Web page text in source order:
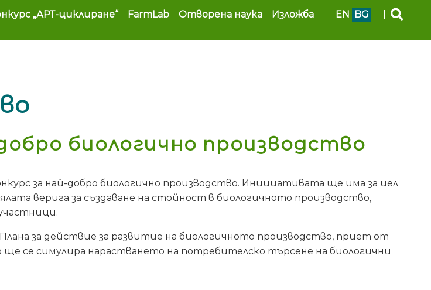
„АРТ-циклиране“ FarmLab Отворена наука Изложба EN BG
биологично производство
за най-добро биологично производство. Инициативата ще има за цел
верига за създаване на стойност в биологичното производство,
за действие за развитие на биологичното производство, приет от
ще се симулира нарастването на потребителско търсене на биологични